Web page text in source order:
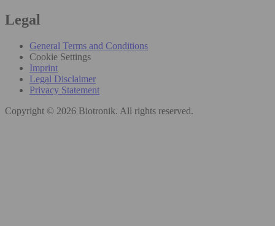
Legal
General Terms and Conditions
Cookie Settings
Imprint
Legal Disclaimer
Privacy Statement
Copyright © 2026 Biotronik. All rights reserved.